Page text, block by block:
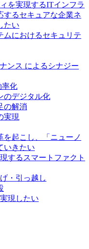
を実現するITインフラ
するセキュアな企業ネ
たい
ムにおけるセキュリテ
ンス によるシナジー
率化
のデジタル化
の解消
実現
を起こし、「ニューノ
いきたい
するスマートファクト
・引っ越し
現したい